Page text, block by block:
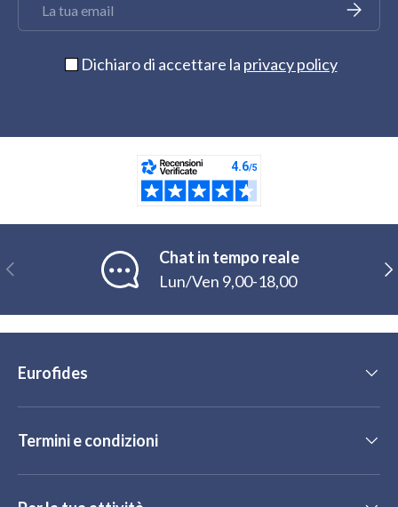
Iscriviti
Dichiaro di accettare la privacy policy
Indietro
Chat in tempo reale
Lun/Ven 9,00-18,00
Eurofides
Termini e condizioni